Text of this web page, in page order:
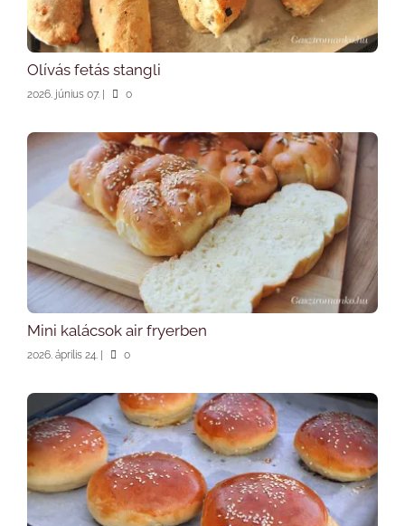
Olívás fetás stangli
2026. június 07. 0
Mini kalácsok air fryerben
2026. április 24. 0